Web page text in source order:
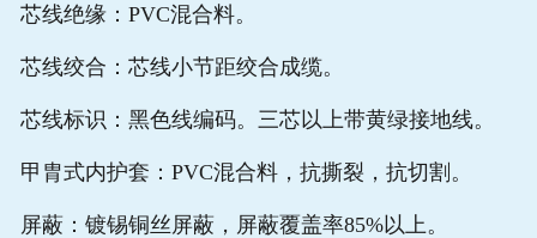
芯线绝缘：PVC混合料。
芯线绞合：芯线小节距绞合成缆。
芯线标识：黑色线编码。三芯以上带黄绿接地线。
甲胄式内护套：PVC混合料，抗撕裂，抗切割。
屏蔽：镀锡铜丝屏蔽，屏蔽覆盖率85%以上。